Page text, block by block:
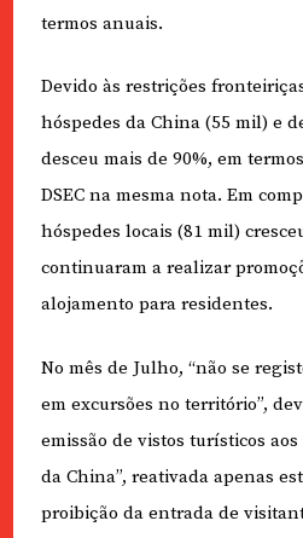
termos anuais.
Devido às restrições
hóspedes da China (55 mil) e
desceu mais de 90%, em
DSEC na mesma nota. Em
hóspedes locais (81 mil)
continuaram a realizar
alojamento para residentes.
No mês de Julho, “não se
em excursões no território”,
emissão de vistos turísticos
da China”, reativada apenas
proibição da entrada de